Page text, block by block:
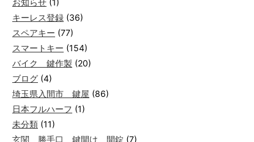
お知らせ (1)
キーレス登録 (36)
スペアキー (77)
スマートキー (154)
バイク 鍵作製 (20)
ブログ (4)
埼玉県入間市 鍵屋 (86)
日本フルハーフ (1)
未分類 (11)
玄関 勝手口 鍵開け 開錠 (7)